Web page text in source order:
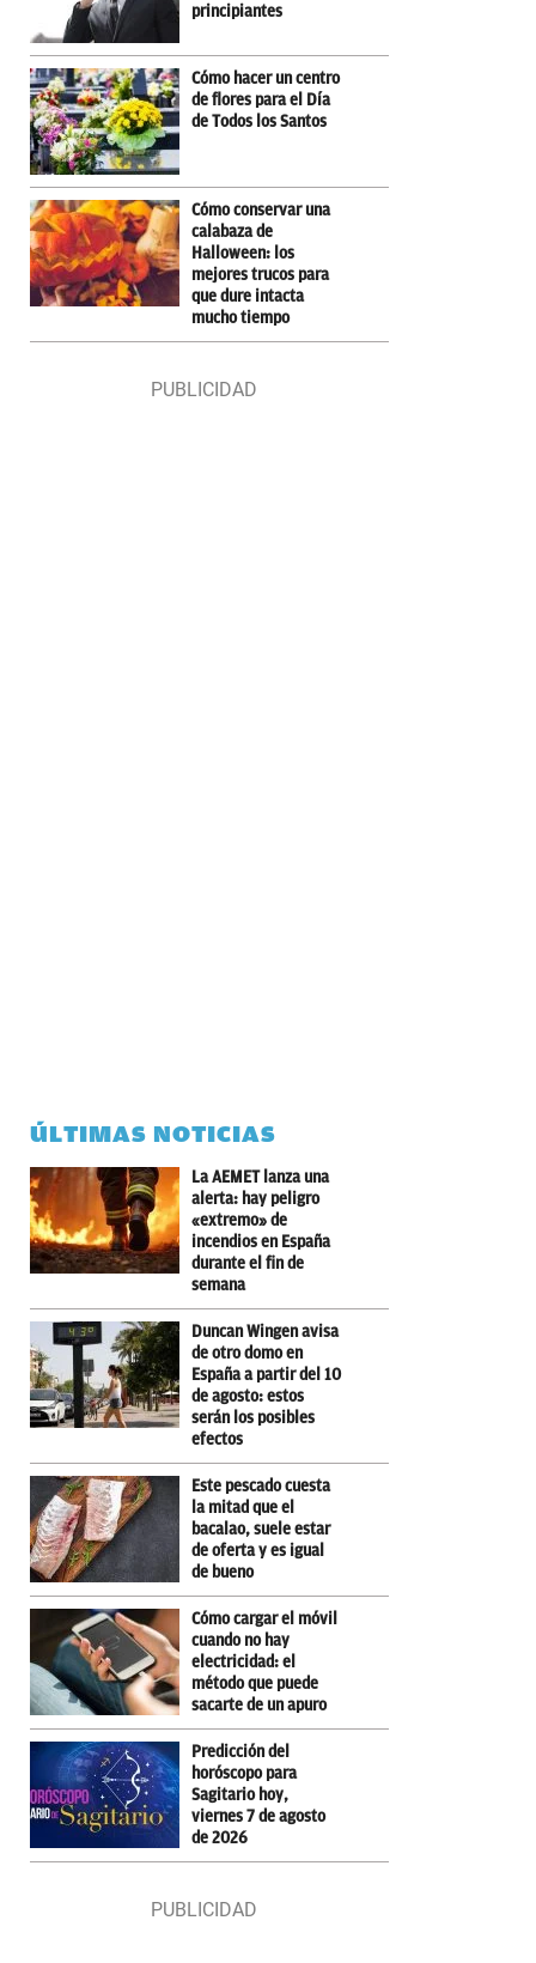
principiantes
Cómo hacer un centro
de flores para el Día
de Todos los Santos
Cómo conservar una
calabaza de
Halloween: los
mejores trucos para
que dure intacta
mucho tiempo
ÚLTIMAS NOTICIAS
La AEMET lanza una
alerta: hay peligro
«extremo» de
incendios en España
durante el fin de
semana
Duncan Wingen avisa
de otro domo en
España a partir del 10
de agosto: estos
serán los posibles
efectos
Este pescado cuesta
la mitad que el
bacalao, suele estar
de oferta y es igual
de bueno
Cómo cargar el móvil
cuando no hay
electricidad: el
método que puede
sacarte de un apuro
Predicción del
horóscopo para
Sagitario hoy,
viernes 7 de agosto
de 2026